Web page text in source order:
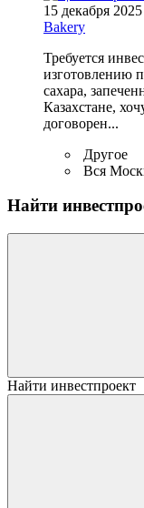
15 декабря 2025
Bakery
Требуется
изготовлению
сахара,
Казахстане,
договорен...
Другое
Вся
Найти
Найти инвестпроект